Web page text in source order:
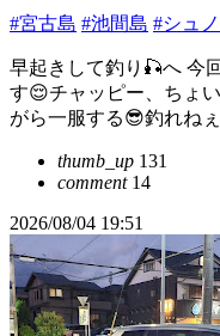
#宮古島 #池間島 #シュ
早起きして釣り🎣へ 今
す😌チャッピー、ちょ
がら一服する😎釣れね
thumb_up 131
comment14
2026/08/04 19:51